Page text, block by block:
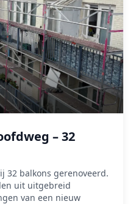
– 32
32 balkons gerenoveerd.
uit uitgebreid
van een nieuw